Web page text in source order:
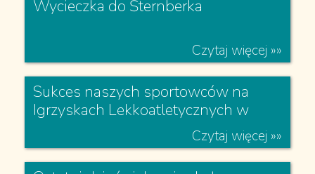
Klucz do krainy wiedzy zdobyty!
Wycieczka do Šternberka
Czytaj więcej »»
Czytaj więcej »»